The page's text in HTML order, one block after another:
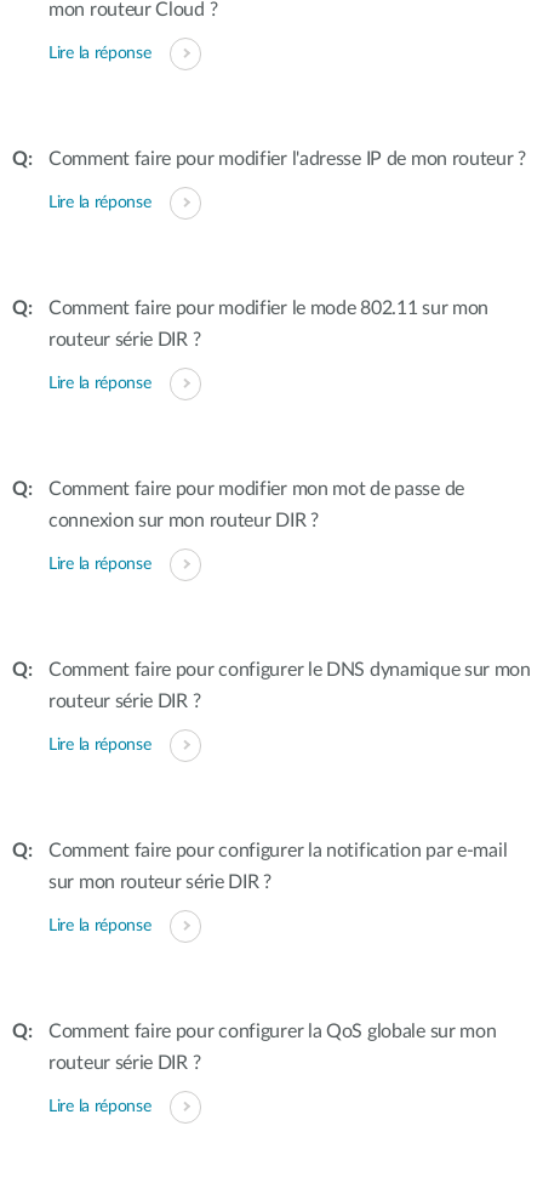
mon routeur Cloud ?
Lire la réponse
Comment faire pour modifier l'adresse IP de mon routeur ?
Lire la réponse
Comment faire pour modifier le mode 802.11 sur mon
routeur série DIR ?
Lire la réponse
Comment faire pour modifier mon mot de passe de
connexion sur mon routeur DIR ?
Lire la réponse
Comment faire pour configurer le DNS dynamique sur mon
routeur série DIR ?
Lire la réponse
Comment faire pour configurer la notification par e-mail
sur mon routeur série DIR ?
Lire la réponse
Comment faire pour configurer la QoS globale sur mon
routeur série DIR ?
Lire la réponse